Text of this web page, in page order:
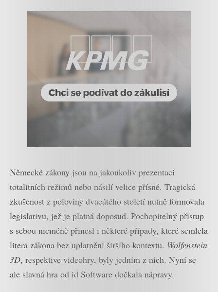
Německé zákony jsou na jakoukoliv prezentaci
totalitních režimů nebo násilí velice přísné. Tragická
zkušenost z poloviny dvacátého století nutně formovala
legislativu, jež je platná doposud. Pochopitelný přístup
s sebou nicméně přinesl i některé případy, které semlela
litera zákona bez uplatnění širšího kontextu. Wolfenstein
3D, respektive videohry, byly jedním z nich. Nyní se
ale slavná hra od id Software dočkala nápravy.